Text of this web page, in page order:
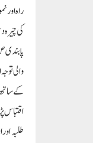
راہ اور
کی
والی
طلبہ